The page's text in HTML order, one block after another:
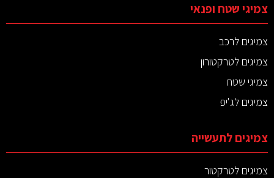
צמיגי שטח ופנאי
צמיגים לרכב
צמיגים לטרקטורון
צמיגי שטח
צמיגים לג'יפ
צמיגים לתעשייה
צמיגים לטרקטור